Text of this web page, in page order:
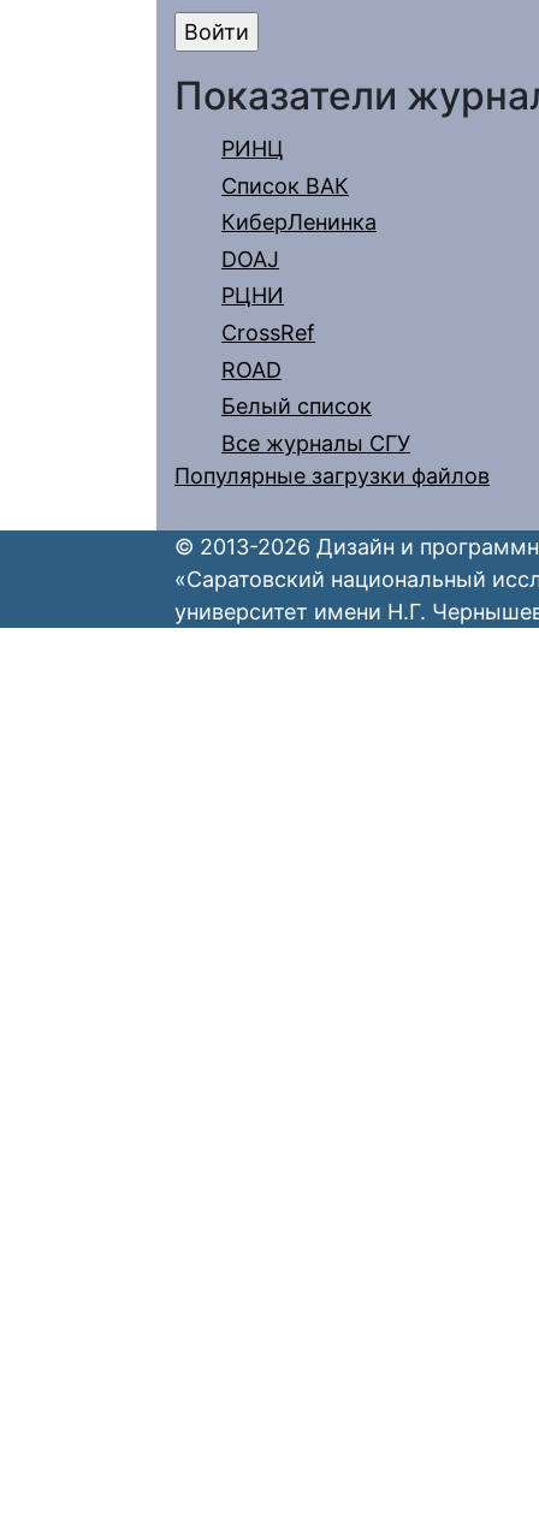
Показатели
РИНЦ
Список ВАК
КиберЛенинка
DOAJ
РЦНИ
CrossRef
ROAD
Белый список
Все журналы СГУ
Популярные загрузки файлов
© 2013-2026 Дизайн и
«Саратовский национальный
университет имени Н.Г.